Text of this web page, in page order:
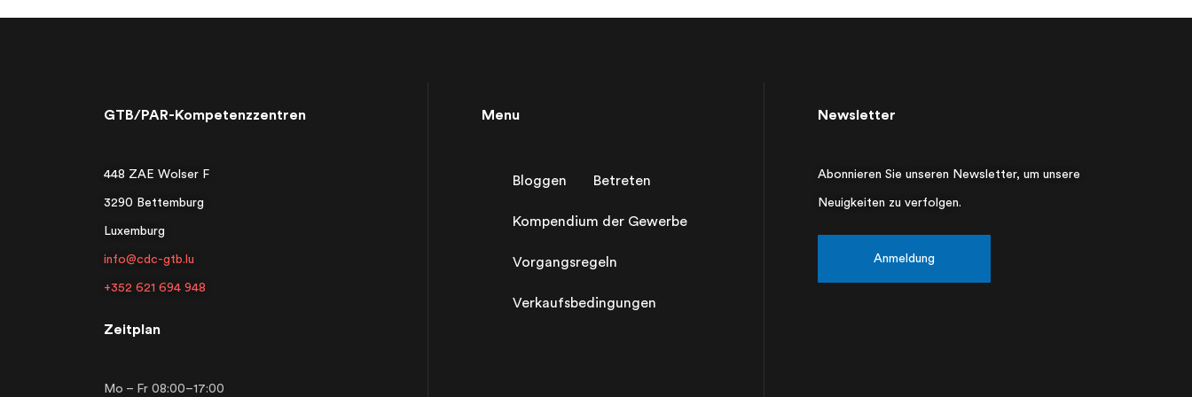
GTB/PAR-Kompetenzzentren
448 ZAE Wolser F
3290 Bettemburg
Luxemburg
info@cdc-gtb.lu
+352 621 694 948
Zeitplan
Mo – Fr 08:00–17:00
Menu
Bloggen Betreten
Kompendium der Gewerbe
Vorgangsregeln
Verkaufsbedingungen
Newsletter
Abonnieren Sie unseren Newsletter, um unsere
Neuigkeiten zu verfolgen.
Anmeldung